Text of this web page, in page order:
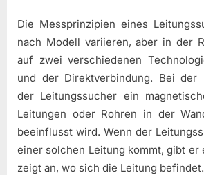
Die Messprinzipien eines
nach Modell variieren, aber in der
auf zwei verschiedenen
und der Direktverbindung. Bei der
der Leitungssucher ein
Leitungen oder Rohren in der
beeinflusst wird. Wenn der
einer solchen Leitung kommt, gibt er
zeigt an, wo sich die Leitung befindet.